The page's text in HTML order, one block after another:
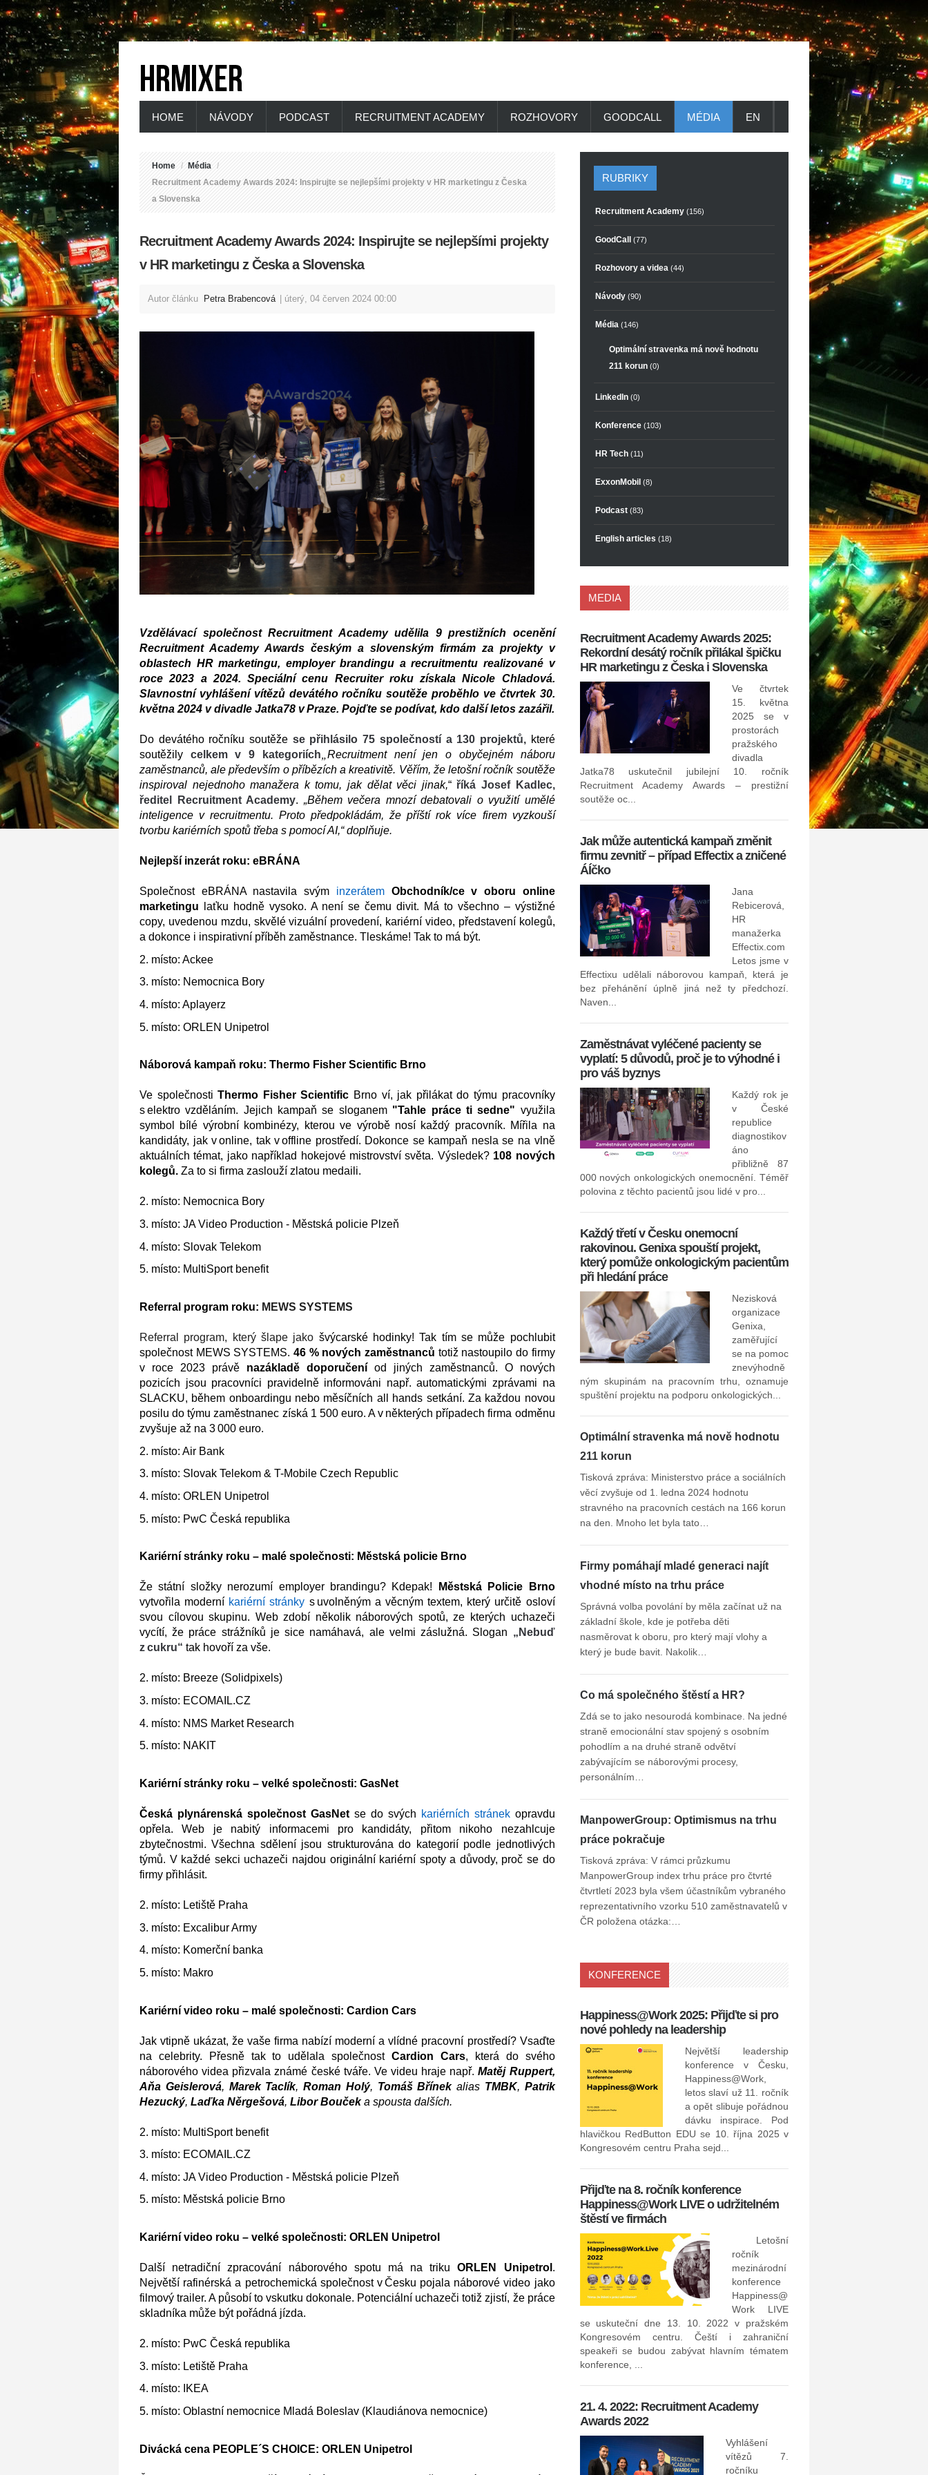
HOME NÁVODY PODCAST RECRUITMENT ACADEMY ROZHOVORY GOODCALL MÉDIA EN
Home / Média /
Recruitment Academy Awards 2024: Inspirujte se nejlepšími projekty v HR marketingu z Česka
a Slovenska
Recruitment Academy Awards 2024: Inspirujte se nejlepšími projekty
v HR marketingu z Česka a Slovenska
Autor článku Petra Brabencová úterý, 04 červen 2024 00:00
Vzdělávací společnost Recruitment Academy udělila 9 prestižních ocenění
Recruitment Academy Awards českým a slovenským firmám za projekty v
oblastech HR marketingu, employer brandingu a recruitmentu realizované v
roce 2023 a 2024. Speciální cenu Recruiter roku získala Nicole Chladová.
Slavnostní vyhlášení vítězů devátého ročníku soutěže proběhlo ve čtvrtek 30.
května 2024 v divadle Jatka78 v Praze. Pojďte se podívat, kdo další letos zazářil.
Do devátého ročníku soutěže se přihlásilo 75 společností a 130 projektů,které
soutěžily celkem v 9 kategoriích Recruitment není jen o obyčejném náboru
zaměstnanců, ale především o příbězích a kreativitě. Věřím, že letošní ročník soutěže
inspiroval nejednoho manažera k tomu, jak dělat věci jinak,“říká Josef Kadlec,
ředitel Recruitment Academy. „Během večera mnozí debatovali o využití umělé
inteligence v recruitmentu. Proto předpokládám, že příští rok více firem vyzkouší
tvorbu kariérních spotů třeba s pomocí AI,“ doplňuje.
Nejlepší inzerát roku: eBRÁNA
Společnost eBRÁNA nastavila svým inzerátem
Obchodník/ce v oboru online
marketingu
laťku hodně vysoko. A není se čemu divit. Má to všechno – výstižné
copy, uvedenou mzdu, skvělé vizuální provedení, kariérní video, představení kolegů,
a dokonce i inspirativní příběh zaměstnance. Tleskáme! Tak to má být.
2. místo: Ackee
3. místo: Nemocnica Bory
4. místo: Aplayerz
5. místo: ORLEN Unipetrol
Náborová kampaň roku: Thermo Fisher Scientific Brno
Ve společnostiThermo Fisher Scientific Brno ví, jak přilákat do týmu pracovníky
s elektro vzděláním. Jejich kampaň se sloganem "Tahle práce ti sedne" využila
symbol bílé výrobní kombinézy, kterou ve výrobě nosí každý pracovník. Mířila na
kandidáty, jak v online, tak v offline prostředí. Dokonce se kampaň nesla se na vlně
aktuálních témat, jako například hokejové mistrovství světa. Výsledek? 108 nových
kolegů. Za to si firma zaslouží zlatou medaili.
2. místo: Nemocnica Bory
3. místo: JA Video Production - Městská policie Plzeň
4. místo: Slovak Telekom
5. místo: MultiSport benefit
Referral program roku: MEWS SYSTEMS
Referral program, který šlape jako švýcarské hodinky! Tak tím se může pochlubit
společnost MEWS SYSTEMS. 46 % nových zaměstnanců totiž nastoupilo do firmy
v roce 2023 právě nazákladě doporučeníod jiných zaměstnanců. O nových
pozicích jsou pracovníci pravidelně informováni např. automatickými zprávami na
SLACKU, během onboardingu nebo měsíčních all hands setkání. Za každou novou
posilu do týmu zaměstnanec získá 1 500 euro. A v některých případech firma odměnu
zvyšuje až na 3 000 euro.
2. místo: Air Bank
3. místo: Slovak Telekom & T-Mobile Czech Republic
4. místo: ORLEN Unipetrol
5. místo: PwC Česká republika
Kariérní stránky roku – malé společnosti: Městská policie Brno
Že státní složky nerozumí employer brandingu? Kdepak!
Městská Policie Brno
vytvořila moderní kariérní stránky s uvolněným a věcným textem, který určitě osloví
svou cílovou skupinu. Web zdobí několik náborových spotů, ze kterých uchazeči
vycítí, že práce strážníků je sice namáhavá, ale velmi záslužná. Slogan „Nebuď
z cukru“ tak hovoří za vše.
2. místo: Breeze (Solidpixels)
3. místo: ECOMAIL.CZ
4. místo: NMS Market Research
5. místo: NAKIT
Kariérní stránky roku – velké společnosti: GasNet
Česká plynárenská společnost GasNetse do svých kariérních stránekopravdu
opřela. Web je nabitý informacemi pro kandidáty, přitom nikoho nezahlcuje
zbytečnostmi. Všechna sdělení jsou strukturována do kategorií podle jednotlivých
týmů. V každé sekci uchazeči najdou originální kariérní spoty a důvody, proč se do
firmy přihlásit.
2. místo: Letiště Praha
3. místo: Excalibur Army
4. místo: Komerční banka
5. místo: Makro
Kariérní video roku – malé společnosti: Cardion Cars
Jak vtipně ukázat, že vaše firma nabízí moderní a vlídné pracovní prostředí? Vsaďte
na celebrity. Přesně tak to udělala společnostCardion Cars, která do svého
náborového videa přizvala známé české tváře. Ve videu hraje např.Matěj Ruppert,
Aňa Geislerová, Marek Taclík,Roman Holý, Tomáš Břínekalias TMBK, Patrik
Hezucký, Laďka Něrgešová, Libor Boučeka spousta dalších.
2. místo: MultiSport benefit
3. místo: ECOMAIL.CZ
4. místo: JA Video Production - Městská policie Plzeň
5. místo: Městská policie Brno
Kariérní video roku – velké společnosti: ORLEN Unipetrol
Další netradiční zpracování náborového spotu má na triku ORLEN Unipetrol .
Největší rafinérská a petrochemická společnost v Česku pojala náborové video jako
filmový trailer. A působí to vskutku dokonale. Potenciální uchazeči totiž zjistí, že práce
skladníka může být pořádná jízda.
2. místo: PwC Česká republika
3. místo: Letiště Praha
4. místo: IKEA
5. místo: Oblastní nemocnice Mladá Boleslav (Klaudiánova nemocnice)
Divácká cena PEOPLE´S CHOICE: ORLEN Unipetrol
RUBRIKY
Recruitment Academy(156)
GoodCall (77)
Rozhovory a videa (44)
Návody(90)
Média (146)
Optimální stravenka má nově hodnotu
211 korun(0)
LinkedIn(0)
Konference(103)
HR Tech(11)
ExxonMobil (8)
Podcast(83)
English articles (18)
MEDIA
Recruitment Academy Awards 2025:
Rekordní desátý ročník přilákal špičku
HR marketingu z Česka i Slovenska
Ve čtvrtek
15. května
2025 se v
prostorách
pražského
divadla
Jatka78 uskutečnil jubilejní 10. ročník
Recruitment Academy Awards – prestižní
soutěže oc...
Jak může autentická kampaň změnit
firmu zevnitř – případ Effectix a zničené
ÁÍčko
Jana
Rebicerová,
HR
manažerka
Effectix.com
Letos jsme v
Effectixu udělali náborovou kampaň, která je
bez přehánění úplně jiná než ty předchozí.
Naven...
Zaměstnávat vyléčené pacienty se
vyplatí: 5 důvodů, proč je to výhodné i
pro váš byznys
Každý rok je
v České
republice
diagnostikov
áno
přibližně 87
000 nových onkologických onemocnění. Téměř
polovina z těchto pacientů jsou lidé v pro...
Každý třetí v Česku onemocní
rakovinou. Genixa spouští projekt,
který pomůže onkologickým pacientům
při hledání práce
Nezisková
organizace
Genixa,
zaměřující
se na pomoc
znevýhodně
ným skupinám na pracovním trhu, oznamuje
spuštění projektu na podporu onkologických...
Konference
slaví 10 let a ukáže, jak
leadership pro
30. září 2024 –Jak se jako
budoucnost? Dá se
neustálým změnám, které
odpoví čeští i z...
Invalidita může výrazně
Proč by neměla chybět
pojistce?
Náborový software
v hotelovém oboru
Optimální stravenka má nově hodnotu
211 korun
Tisková zpráva: Ministerstvo práce a sociálních
věcí zvyšuje od 1. ledna 2024 hodnotu
stravného na pracovních cestách na 166 korun
na den. Mnoho let byla tato…
Firmy pomáhají mladé generaci najít
vhodné místo na trhu práce
Správná volba povolání by měla začínat už na
základní škole, kde je potřeba děti
nasměrovat k oboru, pro který mají vlohy a
který je bude bavit. Nakolik…
Co má společného štěstí a HR?
Zdá se to jako nesourodá kombinace. Na jedné
straně emocionální stav spojený s osobním
pohodlím a na druhé straně odvětví
zabývajícím se náborovými procesy,
personálním…
ManpowerGroup: Optimismus na trhu
práce pokračuje
Tisková zpráva: V rámci průzkumu
ManpowerGroup index trhu práce pro čtvrté
čtvrtletí 2023 byla všem účastníkům vybraného
reprezentativního vzorku 510 zaměstnavatelů v
ČR položena otázka:…
KONFERENCE
Happiness@Work 2025: Přijďte si pro
nové pohledy na leadership
Největší leadership
konference v Česku,
Happiness@Work,
letos slaví už 11. ročník
a opět slibuje pořádnou
dávku inspirace. Pod
hlavičkou RedButton EDU se 10. října 2025 v
Kongresovém centru Praha sejd...
Přijďte na 8. ročník konference
Happiness@Work LIVE o udržitelném
štěstí ve firmách
Letošní
ročník
mezinárodní
konference
Happiness@
Work LIVE
se uskuteční dne 13. 10. 2022 v pražském
Kongresovém centru. Čeští i zahraniční
speakeři se budou zabývat hlavním tématem
konference, ...
21. 4. 2022: Recruitment Academy
Awards 2022
Vyhlášení
vítězů 7.
ročníku
Recruitment Academy
Vstupenky můžete pořídit zde: